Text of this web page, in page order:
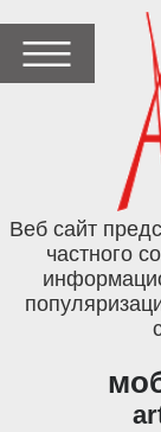
Веб сайт
частного